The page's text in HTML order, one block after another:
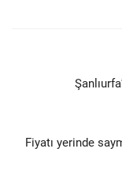
Fiyatı yerinde